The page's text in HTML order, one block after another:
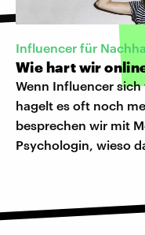
Influencer für
Wie hart wir
Wenn Influencer
hagelt es oft noch
besprechen wir mit
Psychologin, wieso